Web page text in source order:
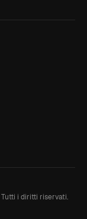
Tutti i diritti riservati.